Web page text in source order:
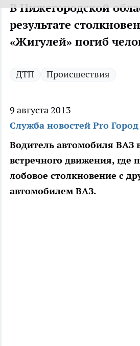
В Нижегородской
результате
«Жигулей» погиб
ДТП Происшествия
9 августа 2013
Служба новостей Pro
Водитель автомобиля ВАЗ
встречного движения, где
лобовое столкновение с
автомобилем ВАЗ.